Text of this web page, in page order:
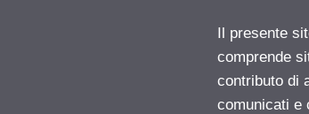
Il presente
comprende
contributo di
comunicati e